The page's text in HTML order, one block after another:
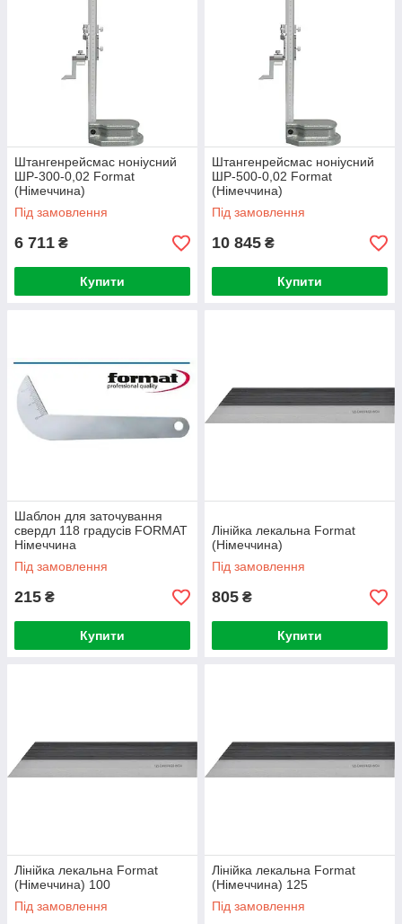
Штангенрейсмас ноніусний
ШР-300-0,02 Format
(Німеччина)
Під замовлення
6 711 ₴
Купити
Штангенрейсмас ноніусний
ШР-500-0,02 Format
(Німеччина)
Під замовлення
10 845 ₴
Купити
Шаблон для заточування
свердл 118 градусів FORMAT
Німеччина
Під замовлення
215 ₴
Купити
Лінійка лекальна Format
(Німеччина)
Під замовлення
805 ₴
Купити
Лінійка лекальна Format
(Німеччина) 100
Під замовлення
Лінійка лекальна Format
(Німеччина) 125
Під замовлення